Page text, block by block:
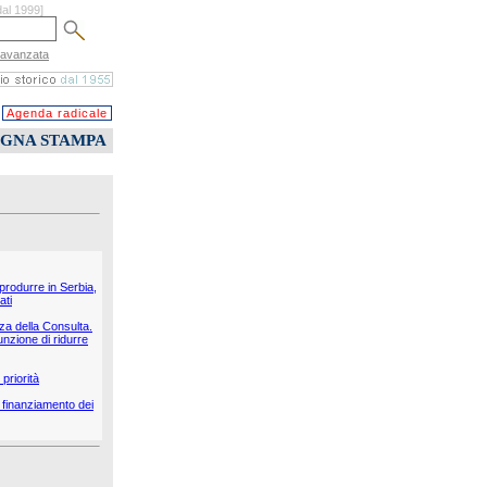
1999]
Agenda radicale
STAMPA
in Serbia,
della Consulta.
di ridurre
priorità
dei